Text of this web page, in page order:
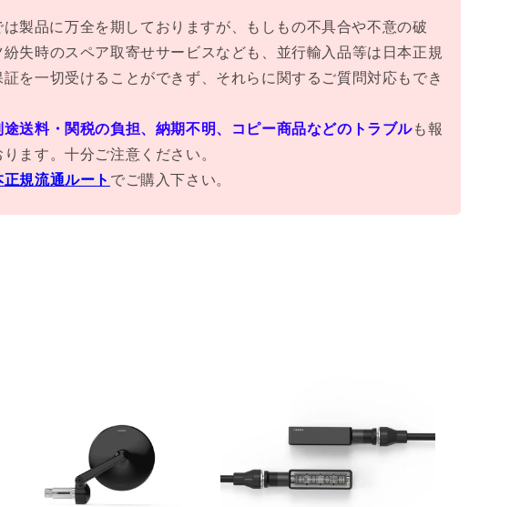
は製品に万全を期しておりますが、もしもの不具合や不意の破
失時のスペア取寄せサービスなども、並行輸入品等は日本正規
を一切受けることができず、それらに関するご質問対応もでき
途送料・関税の負担、納期不明、コピー商品などのトラブルも報
ます。十分ご注意ください。
正規流通ルート でご購入下さい。